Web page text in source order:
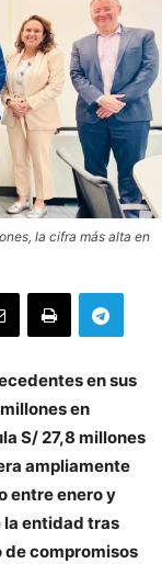
la cifra más alta en
en sus
en
S/ 27,8 millones
ampliamente
entre enero y
la entidad tras
de compromisos